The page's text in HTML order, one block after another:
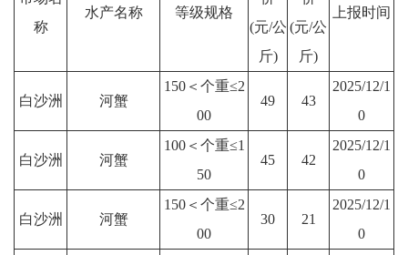
称
水产名称 等级规格
(元/公
斤)
(元/公
斤)
上报时间
白沙洲 河蟹
150＜个重≤2
00
49 43
2025/12/1
0
白沙洲 河蟹
100＜个重≤1
50
45 42
2025/12/1
0
白沙洲 河蟹
150＜个重≤2
00
30 21
2025/12/1
0